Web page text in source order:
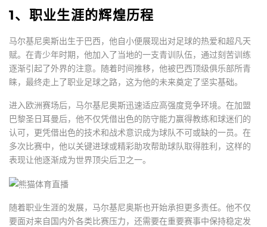
1、职业生涯的辉煌历程
马尔基尼奥斯出生于巴西，他自小便展现出对足球的热爱和超凡天
赋。在青少年时期，他加入了当地的一支青训队伍，通过刻苦训练
逐渐引起了外界的注意。随着时间推移，他被巴西顶级俱乐部所青
睐，最终走上了职业足球之路，这为他的未来奠定了坚实基础。
进入欧洲赛场后，马尔基尼奥斯迅速适应高强度竞争环境。在加盟
巴黎圣日耳曼后，他不仅凭借出色的防守能力赢得教练和球迷们的
认可，更凭借出色的技术和战术意识成为球队不可或缺的一员。在
多次比赛中，他以关键进球或精彩助攻帮助球队取得胜利，这样的
表现让他逐渐成为世界顶尖后卫之一。
随着职业生涯的发展，马尔基尼奥斯也开始承担更多责任。他不仅
要面对来自国内外各类比赛压力，还需要在重要赛事中保持稳定发